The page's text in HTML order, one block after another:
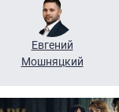
Евгений
Мошняцкий